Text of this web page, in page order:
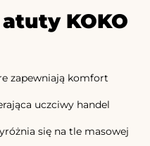
KOKO
zapewniają komfort
uczciwy handel
się na tle masowej